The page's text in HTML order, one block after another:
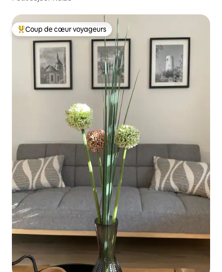
Coups de cœur voyageurs les plus appréciés
Coup de cœur voyageurs